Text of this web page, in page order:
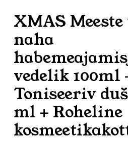
XMAS
naha
vedelik 100ml
Toniseeriv
ml + Roheline